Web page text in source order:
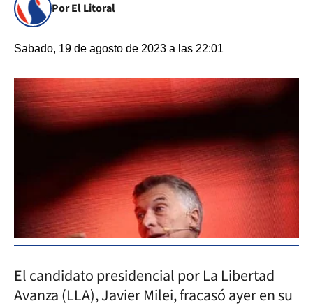
Por El Litoral
Sabado, 19 de agosto de 2023 a las 22:01
El candidato presidencial por La Libertad
Avanza (LLA), Javier Milei, fracasó ayer en su